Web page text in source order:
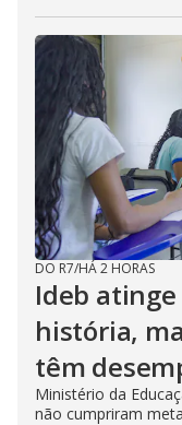
DO R7/HÁ 2 HORAS
Ideb
história,
têm
Ministério da
não cumpriram